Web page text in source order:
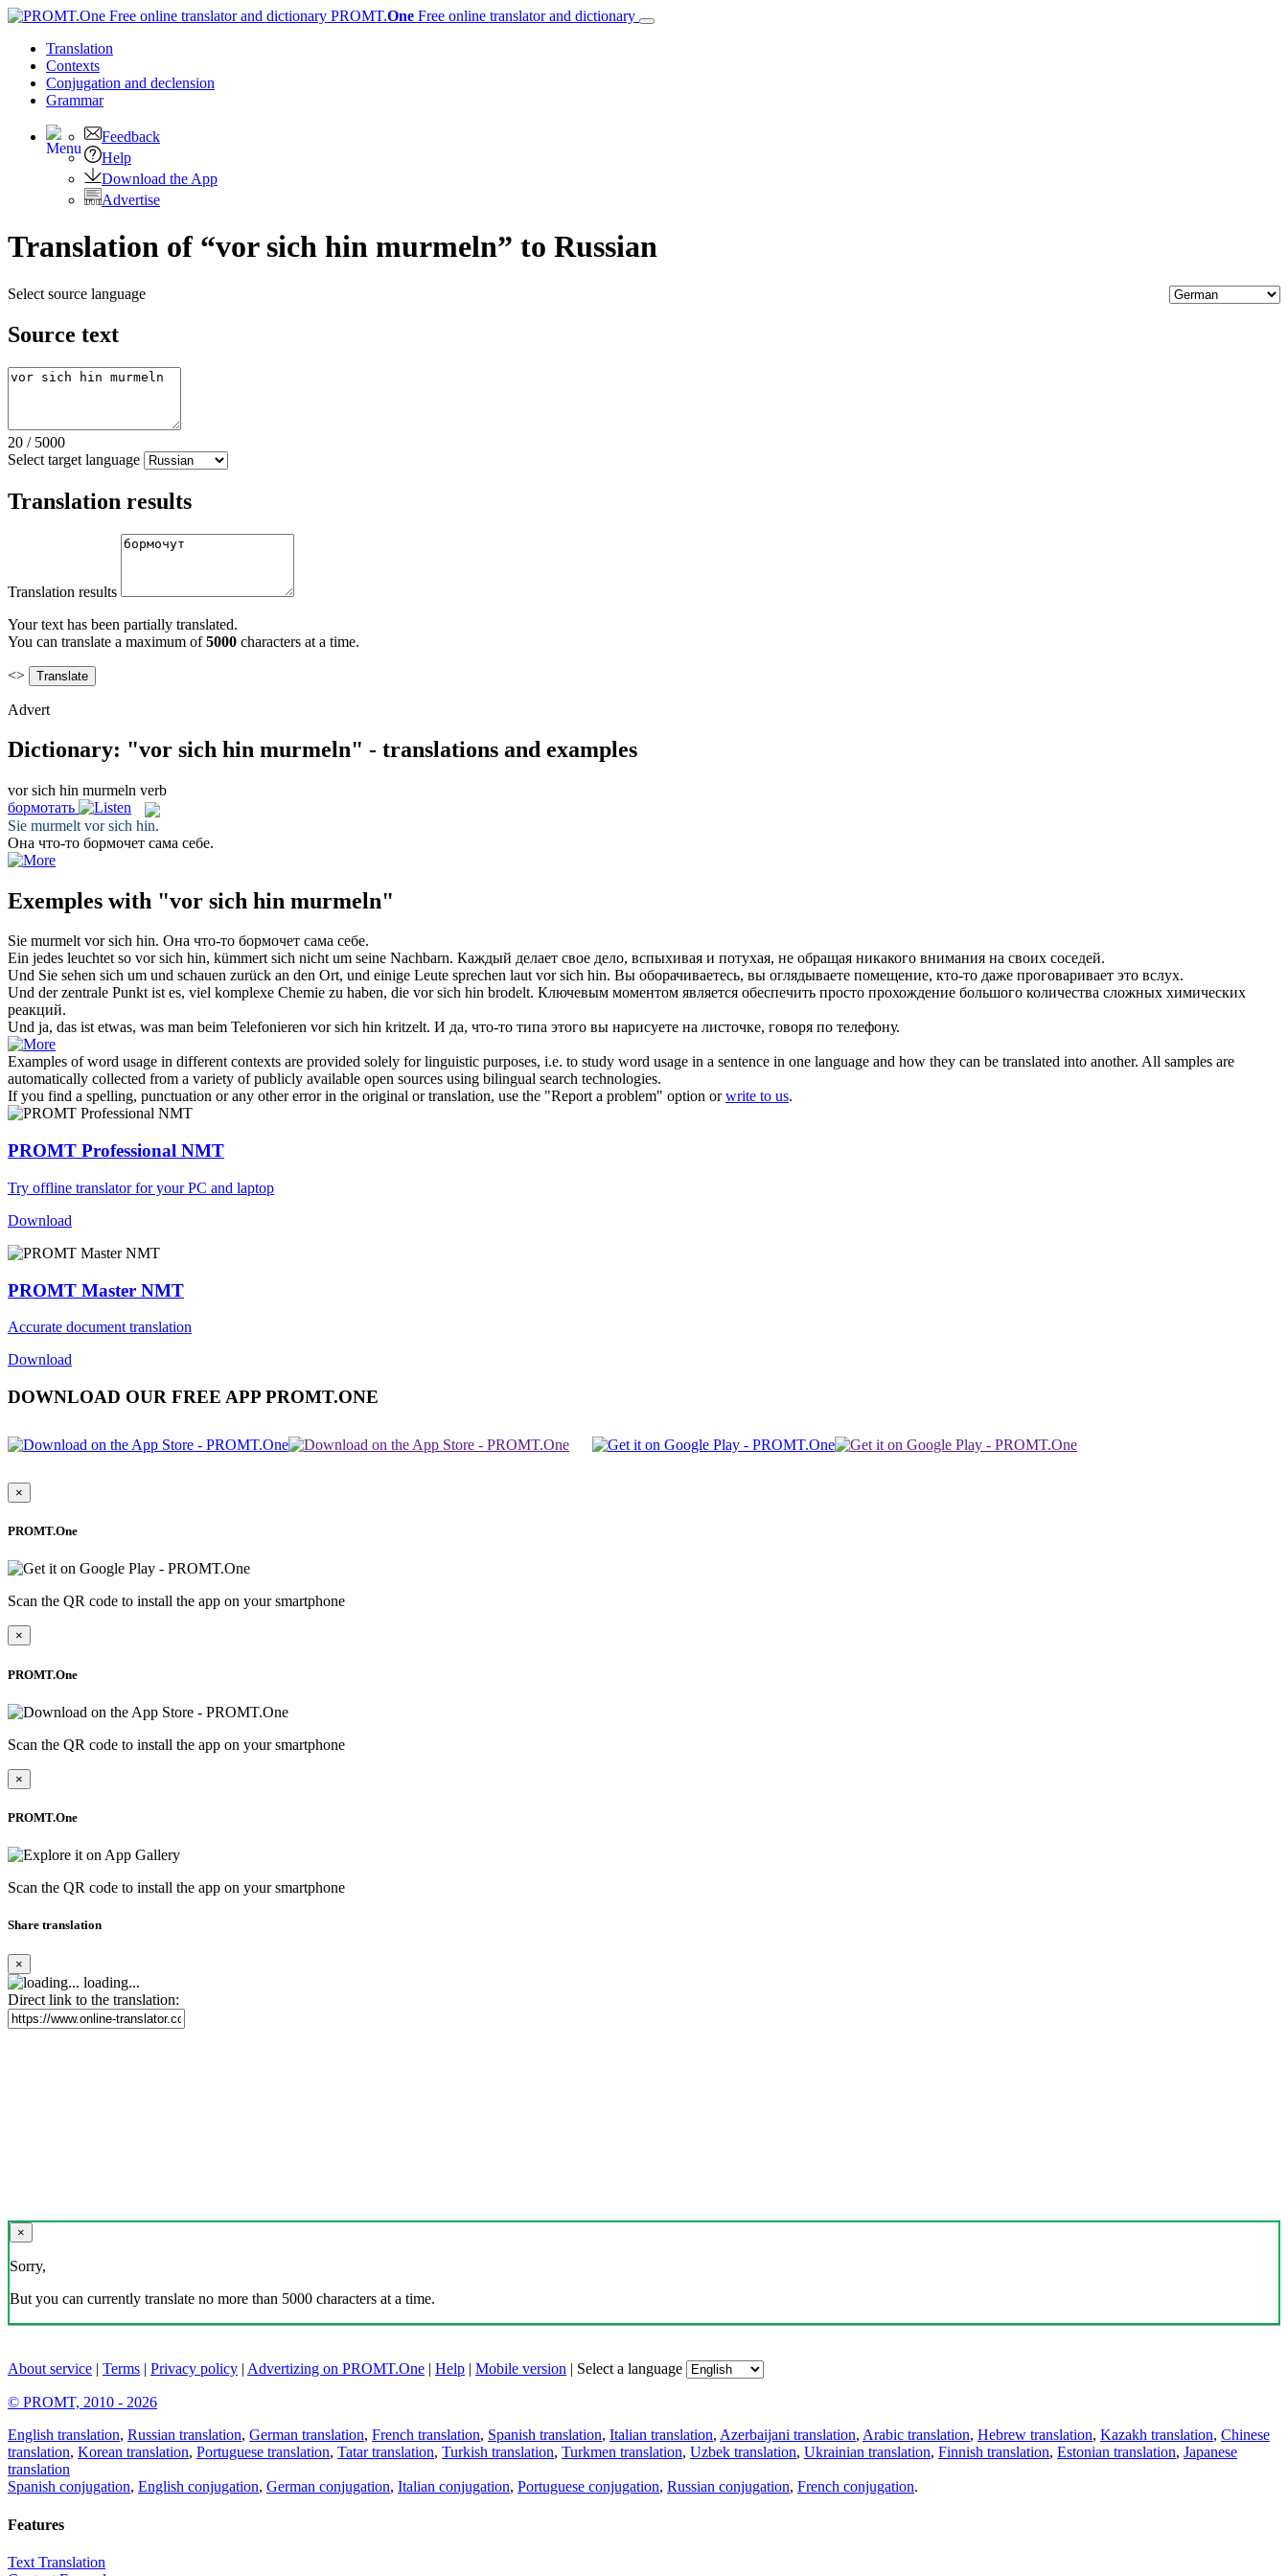
PROMT.One Free online translator and dictionary
Translation
Contexts
Conjugation and declension
Grammar
Feedback
Help
Download the App
Advertise
Translation of “vor sich hin murmeln” to Russian
Select source language
Source text
20 / 5000
Select target language
Translation results
Translation results
Your text has been partially translated.
You can translate a maximum of5000 characters at a time.
<>
Advert
Dictionary: "vor sich hin murmeln" - translations and examples
vor sich hin murmeln verb
бормотать
Sie murmelt vor sich hin.
Она что-то бормочет сама себе.
Exemples with "vor sich hin murmeln"
Sie murmelt vor sich hin. Она что-то бормочет сама себе.
Ein jedes leuchtet so vor sich hin, kümmert sich nicht um seine Nachbarn. Каждый делает свое дело, вспыхивая и потухая, не обращая никакого внимания на своих соседей.
Und Sie sehen sich um und schauen zurück an den Ort, und einige Leute sprechen lautvor sich hin. Вы оборачиваетесь, вы оглядываете помещение, кто-то даже проговаривает это вслух.
Und der zentrale Punkt ist es, viel komplexe Chemie zu haben, die vor sich hin brodelt. Ключевым моментом является обеспечить просто прохождение большого количества сложных химических
реакций.
Und ja, das ist etwas, was man beim Telefonieren vor sich hin kritzelt. И да, что-то типа этого вы нарисуете на листочке, говоря по телефону.
Examples of word usage in different contexts are provided solely for linguistic purposes, i.e. to study word usage in a sentence in one language and how they can be translated into another. All samples are
automatically collected from a variety of publicly available open sources using bilingual search technologies.
If you find a spelling, punctuation or any other error in the original or translation, use the "Report a problem" option orwrite to us.
PROMT Professional NMT
Try offline translator for your PC and laptop
Download
PROMT Master NMT
Accurate document translation
Download
DOWNLOAD OUR FREE APP PROMT.ONE
×
PROMT.One
Scan the QR code to install the app on your smartphone
×
PROMT.One
Scan the QR code to install the app on your smartphone
×
PROMT.One
Scan the QR code to install the app on your smartphone
Share translation
×
loading...
Direct link to the translation:
×
Sorry,
But you can currently translate no more than 5000 characters at a time.
About service | Terms | Privacy policy | Advertizing on PROMT.One | Help | Mobile version | Select a language
© PROMT, 2010 - 2026
English translation, Russian translation, German translation, French translation, Spanish translation, Italian translation, Azerbaijani translation, Arabic translation, Hebrew translation, Kazakh translation, Chinese
translation, Korean translation, Portuguese translation, Tatar translation, Turkish translation, Turkmen translation, Uzbek translation, Ukrainian translation, Finnish translation, Estonian translation, Japanese
translation
Spanish conjugation, English conjugation, German conjugation, Italian conjugation, Portuguese conjugation, Russian conjugation, French conjugation.
Features
Text Translation